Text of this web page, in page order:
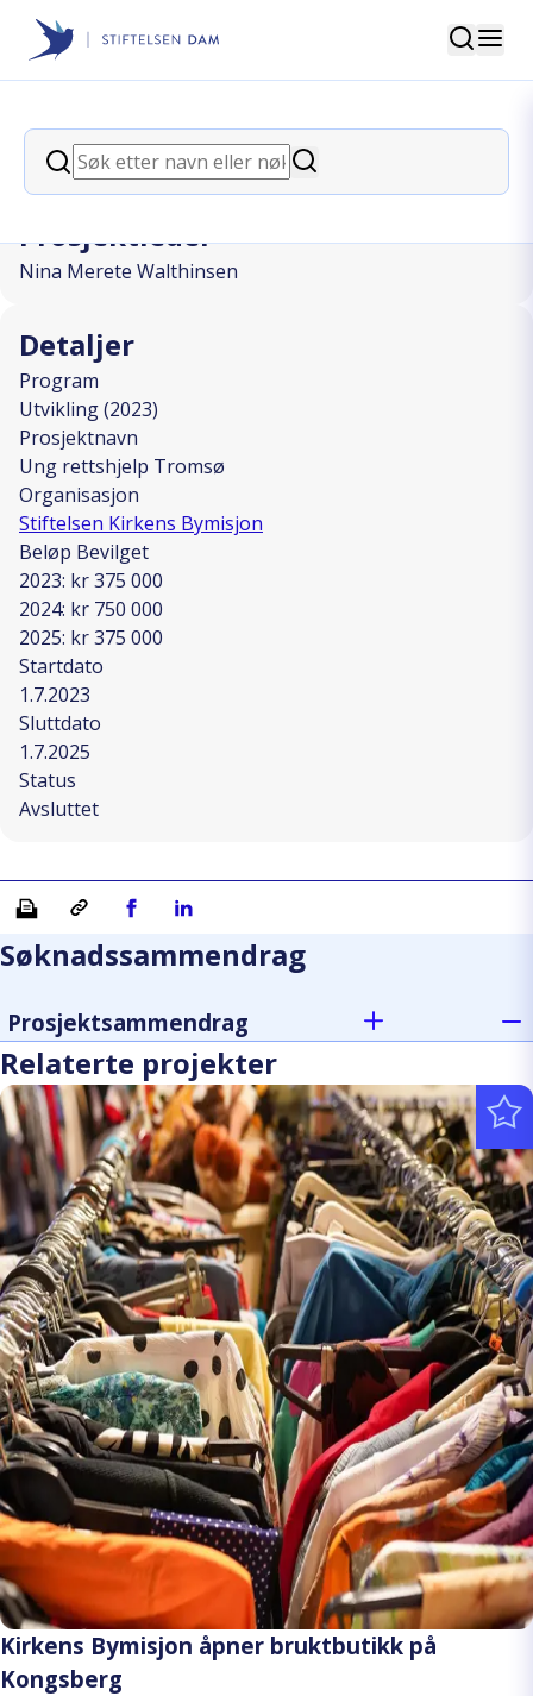
Stiftelsen Dam
Søk
Søk
Søk
back
Ung rettshjelp Tromsø
Prosjektleder
Nina Merete Walthinsen
Detaljer
Program
Utvikling (2023)
Prosjektnavn
Ung rettshjelp Tromsø
Organisasjon
Stiftelsen Kirkens Bymisjon
Beløp Bevilget
2023: kr 375 000
2024: kr 750 000
2025: kr 375 000
Startdato
1.7.2023
Sluttdato
1.7.2025
Status
Avsluttet
Skriv ut Kopiera länkDel på Facebook
Del på Linkedin
Søknadssammendrag
Prosjektsammendrag
Relaterte projekter
Kirkens Bymisjon åpner bruktbutikk på
Kongsberg